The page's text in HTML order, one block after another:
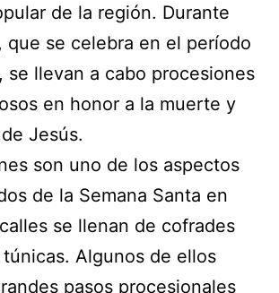
de la región. Durante
que se celebra en el período
se llevan a cabo procesiones
en honor a la muerte y
Jesús.
son uno de los aspectos
de la Semana Santa en
se llenan de cofrades
Algunos de ellos
pasos procesionales